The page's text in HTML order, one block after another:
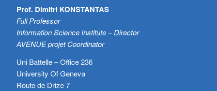
Prof. Dimitri KONSTANTAS
Full Professor
Information Science Institute – Director
AVENUE projet Coordinator
Uni Battelle – Office 236
University Of Geneva
Route de Drize 7